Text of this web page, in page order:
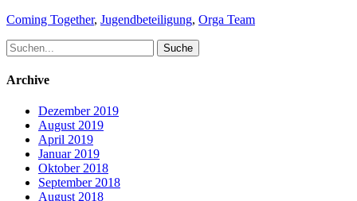
Schlagworte
Coming Together, Jugendbeteiligung, Orga Team
Suche
nach:
Archive
Dezember 2019
August 2019
April 2019
Januar 2019
Oktober 2018
September 2018
August 2018